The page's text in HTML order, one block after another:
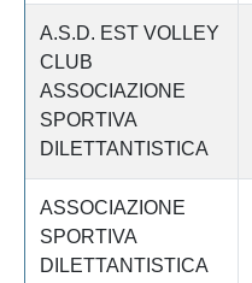
A.S.D. EST VOLLEY
CLUB
ASSOCIAZIONE
SPORTIVA
DILETTANTISTICA
ASSOCIAZIONE
SPORTIVA
DILETTANTISTICA